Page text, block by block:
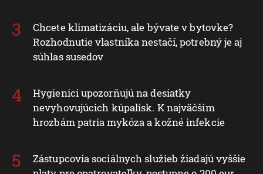
Chcete klimatizáciu, ale bývate v bytovke?
Rozhodnutie vlastníka nestačí, potrebný je aj
súhlas susedov
Hygienici upozorňujú na desiatky
nevyhovujúcich kúpalísk. K najväčším
hrozbám patria mykóza a kožné infekcie
Zástupcovia sociálnych služieb žiadajú vyššie